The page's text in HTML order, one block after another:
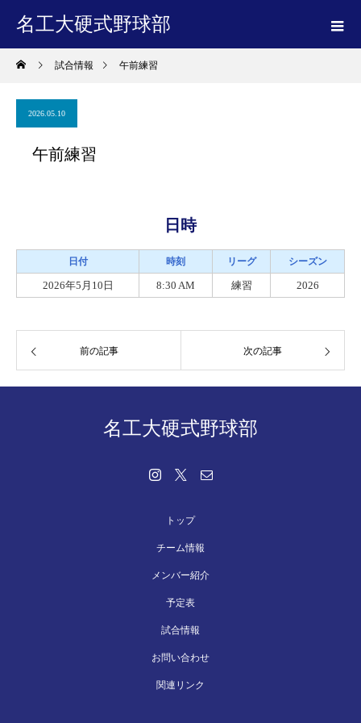
名工大硬式野球部
試合情報 午前練習
2026.05.10
午前練習
日時
日付 時刻 リーグ シーズン
2026年5月10日 8:30 AM 練習 2026
前の記事 次の記事
名工大硬式野球部
トップ
チーム情報
メンバー紹介
予定表
試合情報
お問い合わせ
関連リンク